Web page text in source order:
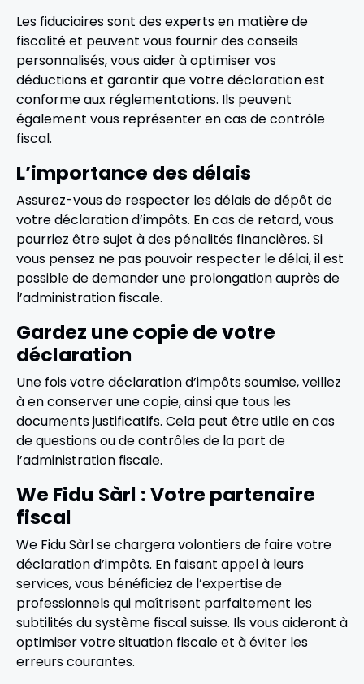
Les fiduciaires sont des experts en matière de
fiscalité et peuvent vous fournir des conseils
personnalisés, vous aider à optimiser vos
déductions et garantir que votre déclaration est
conforme aux réglementations. Ils peuvent
également vous représenter en cas de contrôle
fiscal.
L’importance des délais
Assurez-vous de respecter les délais de dépôt de
votre déclaration d’impôts. En cas de retard, vous
pourriez être sujet à des pénalités financières. Si
vous pensez ne pas pouvoir respecter le délai, il est
possible de demander une prolongation auprès de
l’administration fiscale.
Gardez une copie de votre
déclaration
Une fois votre déclaration d’impôts soumise, veillez
à en conserver une copie, ainsi que tous les
documents justificatifs. Cela peut être utile en cas
de questions ou de contrôles de la part de
l’administration fiscale.
We Fidu Sàrl : Votre partenaire
fiscal
We Fidu Sàrl se chargera volontiers de faire votre
déclaration d’impôts. En faisant appel à leurs
services, vous bénéficiez de l’expertise de
professionnels qui maîtrisent parfaitement les
subtilités du système fiscal suisse. Ils vous aideront à
optimiser votre situation fiscale et à éviter les
erreurs courantes.